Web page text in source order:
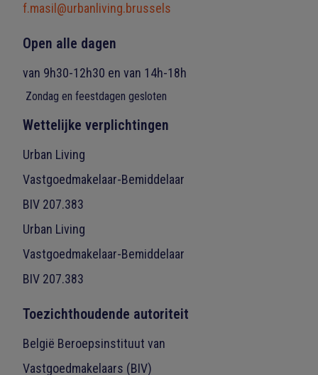
f.masil@urbanliving.brussels
Open alle dagen
van 9h30-12h30 en van 14h-18h
Zondag en feestdagen gesloten
Wettelijke verplichtingen
Urban Living
Vastgoedmakelaar-Bemiddelaar
BIV 207.383
Urban Living
Vastgoedmakelaar-Bemiddelaar
BIV 207.383
Toezichthoudende autoriteit
België Beroepsinstituut van
Vastgoedmakelaars (BIV)